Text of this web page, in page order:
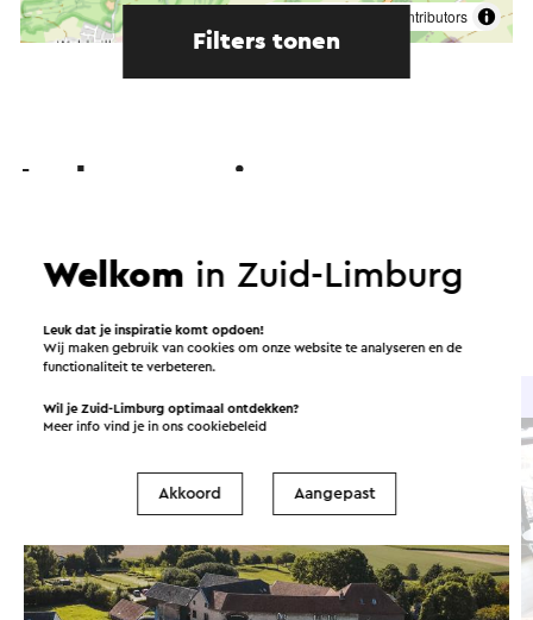
contributors
Filters tonen
In de omgeving
Eten en drinken Attracties
Welkom in Zuid-Limburg
Leuk dat je inspiratie komt opdoen!
Wij maken gebruik van cookies om onze website te analyseren en de
functionaliteit te verbeteren.
Wil je Zuid-Limburg optimaal ontdekken?
Meer info vind je in onscookiebeleid
Akkoord Aangepast